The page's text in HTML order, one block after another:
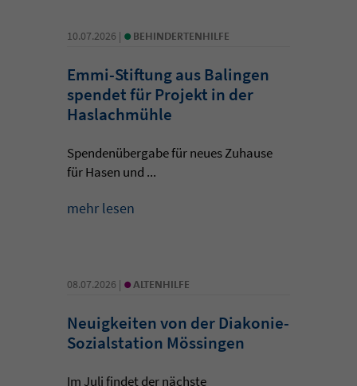
10.07.2026 | • BEHINDERTENHILFE
Emmi-Stiftung aus Balingen
spendet für Projekt in der
Haslachmühle
Spendenübergabe für neues Zuhause
für Hasen und ...
mehr lesen
08.07.2026 | • ALTENHILFE
Neuigkeiten von der Diakonie-
Sozialstation Mössingen
Im Juli findet der nächste